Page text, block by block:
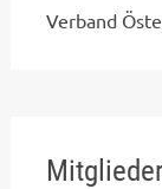
Verband